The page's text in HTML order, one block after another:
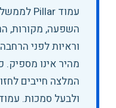
השפעה, מקורות,
וראיות לפני הרחבה
מהיר אינו מספיק.
המלצה חייבים
ולבעל סמכות.